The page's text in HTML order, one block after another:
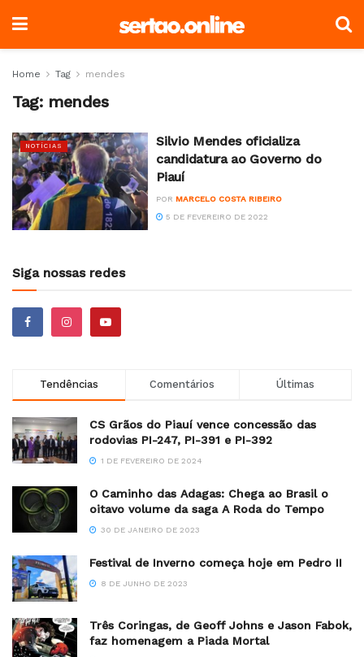
Home Tag mendes
Tag: mendes
NOTÍCIAS
Silvio Mendes oficializa
candidatura ao Governo do
Piauí
POR MARCELO COSTA RIBEIRO
5 DE FEVEREIRO DE 2022
Siga nossas redes
Tendências Comentários Últimas
CS Grãos do Piauí vence concessão das
rodovias PI-247, PI-391 e PI-392
1 DE FEVEREIRO DE 2024
O Caminho das Adagas: Chega ao Brasil o
oitavo volume da saga A Roda do Tempo
30 DE JANEIRO DE 2023
Festival de Inverno começa hoje em Pedro II
8 DE JUNHO DE 2023
Três Coringas, de Geoff Johns e Jason Fabok,
faz homenagem a Piada Mortal